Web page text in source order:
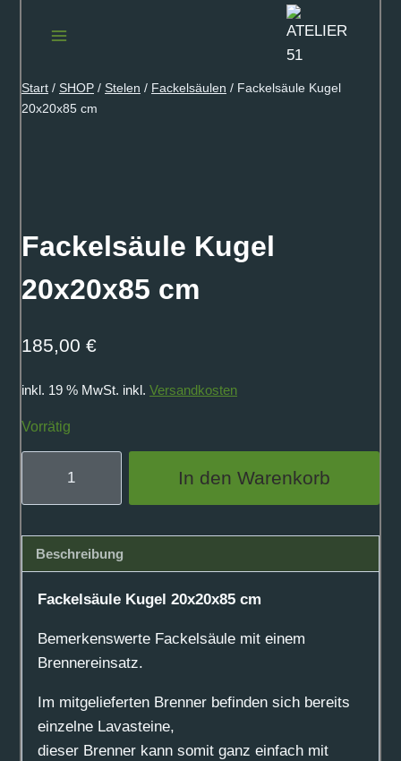
Inhalt
Start / SHOP / Stelen / Fackelsäulen / Fackelsäule Kugel
20x20x85 cm
Fackelsäule Kugel
20x20x85 cm
185,00 €
inkl. 19 % MwSt. inkl. Versandkosten
Vorrätig
cm
Menge
In den Warenkorb
Beschreibung
Fackelsäule Kugel 20x20x85 cm
Bemerkenswerte Fackelsäule mit einem
Brennereinsatz.
Im mitgelieferten Brenner befinden sich bereits
einzelne Lavasteine,
dieser Brenner kann somit ganz einfach mit